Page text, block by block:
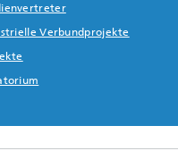
Verbundprojekte